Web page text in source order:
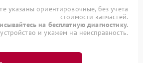
указаны ориентировочные, без учета
стоимости запчастей.
на бесплатную диагностику.
и укажем на неисправность.